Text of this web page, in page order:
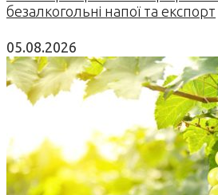
безалкогольні напої та експорт
05.08.2026